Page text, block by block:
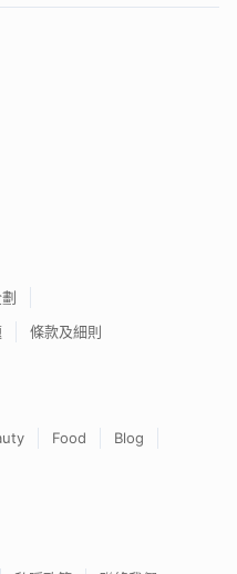
條款及細則
Food
Blog